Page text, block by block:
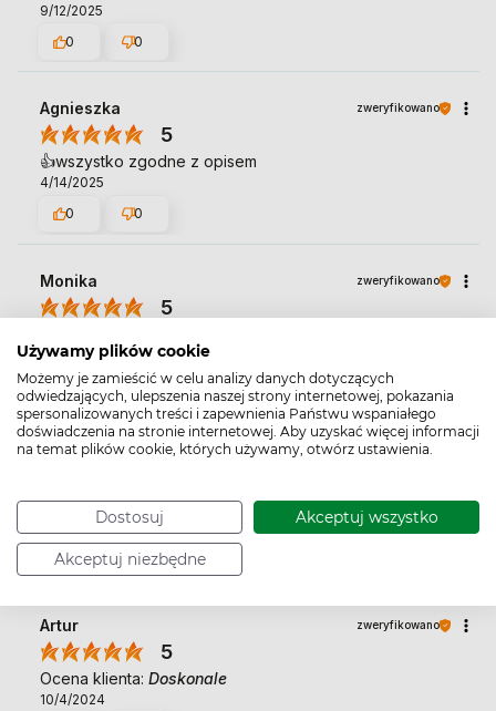
Używamy plików cookie
Możemy je zamieścić w celu analizy danych dotyczących
odwiedzających, ulepszenia naszej strony internetowej, pokazania
spersonalizowanych treści i zapewnienia Państwu wspaniałego
doświadczenia na stronie internetowej. Aby uzyskać więcej informacji
na temat plików cookie, których używamy, otwórz ustawienia.
Dostosuj Akceptuj wszystko
Akceptuj niezbędne
9/12/2025
0
0
Agnieszka zweryfikowano
5
👍️wszystko zgodne z opisem
4/14/2025
0
0
Monika zweryfikowano
5
7/5/2024
0
0
Marta zweryfikowano
Ocena klienta:Doskonale
12/27/2024
0
0
Artur zweryfikowano
5
Ocena klienta: Doskonale
10/4/2024